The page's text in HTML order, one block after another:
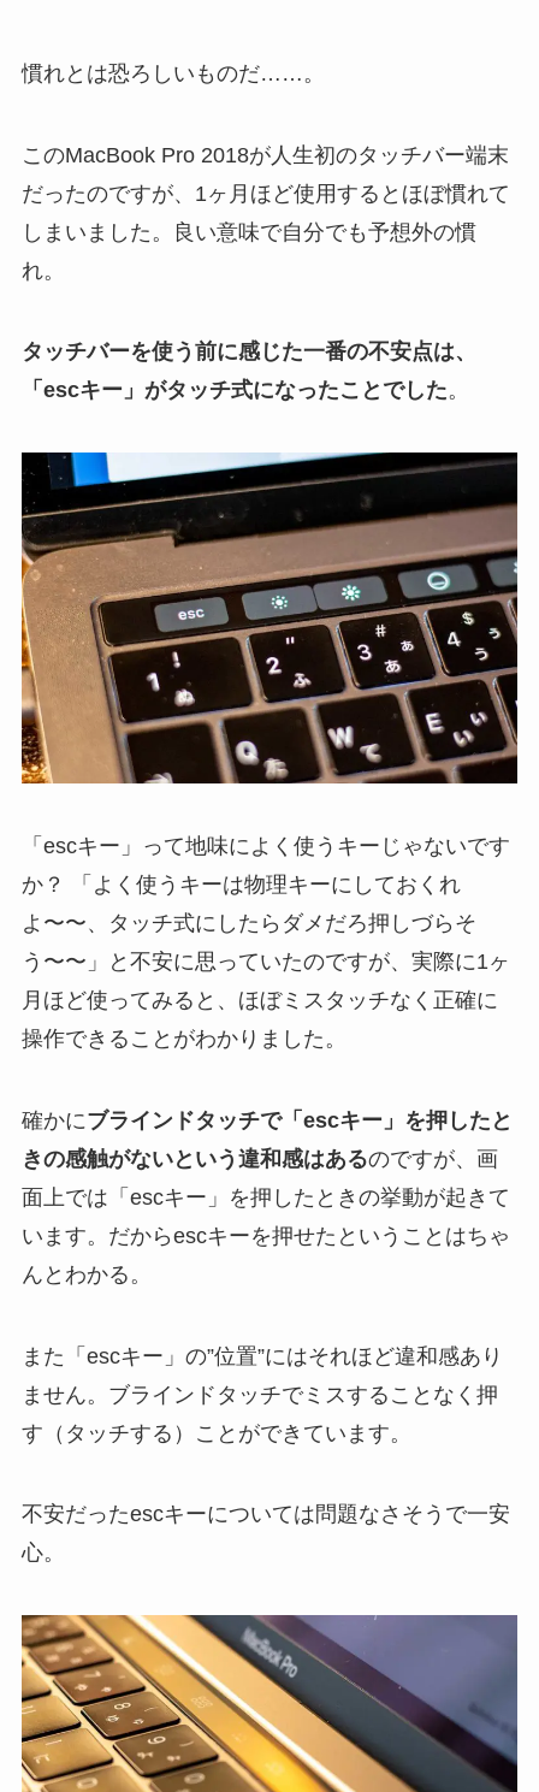
慣れとは恐ろしいものだ……。
このMacBook Pro 2018が人生初のタッチバー端末
だったのですが、1ヶ月ほど使用するとほぼ慣れて
しまいました。良い意味で自分でも予想外の慣
れ。
タッチバーを使う前に感じた一番の不安点は、
「escキー」がタッチ式になったことでした。
「escキー」って地味によく使うキーじゃないです
か？ 「よく使うキーは物理キーにしておくれ
よ〜〜、タッチ式にしたらダメだろ押しづらそ
う〜〜」と不安に思っていたのですが、実際に1ヶ
月ほど使ってみると、ほぼミスタッチなく正確に
操作できることがわかりました。
確かにブラインドタッチで「escキー」を押したと
きの感触がないという違和感はあるのですが、画
面上では「escキー」を押したときの挙動が起きて
います。だからescキーを押せたということはちゃ
んとわかる。
また「escキー」の”位置”にはそれほど違和感あり
ません。ブラインドタッチでミスすることなく押
す（タッチする）ことができています。
不安だったescキーについては問題なさそうで一安
心。